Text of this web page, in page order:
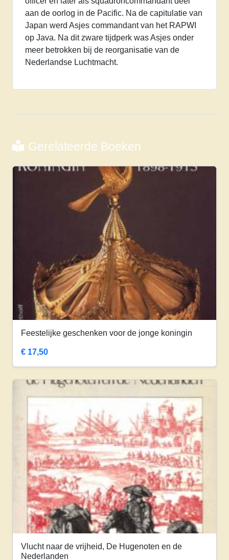
aan de oorlog in de Pacific. Na de capitulatie van
Japan werd Asjes commandant van het RAPWI
op Java. Na dit zware tijdperk was Asjes onder
meer betrokken bij de reorganisatie van de
Nederlandse Luchtmacht.
Gerelateerde Boeken
Feestelijke geschenken voor de jonge koningin
€ 17,50
Vlucht naar de vrijheid, De Hugenoten en de
Nederlanden